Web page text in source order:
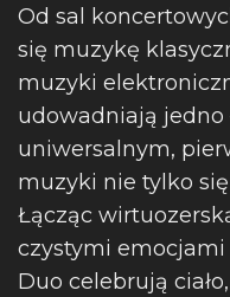
Od sal
się muzykę
muzyki
udowadniają
uniwersalnym,
muzyki nie tylko się
Łącząc
czystymi
Duo celebrują